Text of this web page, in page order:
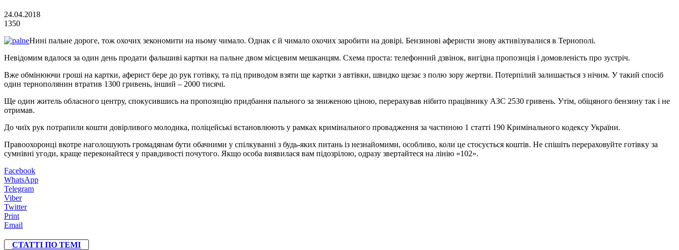
24.04.2018
1350
Нині пальне дороге, тож охочих зекономити на ньому чимало. Однак є й чимало охочих заробити на довірі. Бензинові аферисти знову активізувалися в Тернополі.
Невідомим вдалося за один день продати фальшиві картки на пальне двом місцевим мешканцям. Схема проста: телефонний дзвінок, вигідна пропозиція і домовленість про зустріч.
Вже обмінюючи гроші на картки, аферист бере до рук готівку, та під приводом взяти ще картки з автівки, швидко щезає з полю зору жертви. Потерпілий залишається з нічим. У такий спосіб
один тернополянин втратив 1300 гривень, інший – 2000 тисячі.
Ще один житель обласного центру, спокусившись на пропозицію придбання пального за зниженою ціною, перерахував нібито працівнику АЗС 2530 гривень. Утім, обіцяного бензину так і не
отримав.
До чиїх рук потрапили кошти довірливого молодика, поліцейські встановлюють у рамках кримінального провадження за частиною 1 статті 190 Кримінального кодексу України.
Правоохоронці вкотре наголошують громадянам бути обачними у спілкуванні з будь-яких питань із незнайомими, особливо, коли це стосується коштів. Не спішіть перераховуйте готівку за
сумнівні угоди, краще переконайтеся у правдивості почутого. Якщо особа виявилася вам підозрілою, одразу звертайтеся на лінію «102».
Facebook
WhatsApp
Telegram
Viber
Twitter
Print
Email
СТАТТІ ПО ТЕМІ